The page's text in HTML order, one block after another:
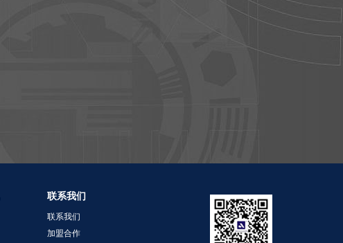
联系我们
联系我们
加盟合作